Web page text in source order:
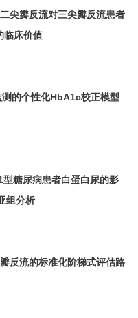
尖瓣反流对三尖瓣反流患者
临床价值
的个性化HbA1c校正模型
糖尿病患者白蛋白尿的影
组分析
反流的标准化阶梯式评估路